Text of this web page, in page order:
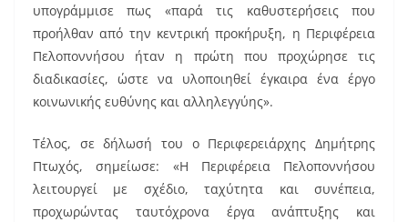
υπογράμμισε πως «παρά τις καθυστερήσεις που
προήλθαν από την κεντρική προκήρυξη, η Περιφέρεια
Πελοποννήσου ήταν η πρώτη που προχώρησε τις
διαδικασίες, ώστε να υλοποιηθεί έγκαιρα ένα έργο
κοινωνικής ευθύνης και αλληλεγγύης».
Τέλος, σε δήλωσή του ο Περιφερειάρχης Δημήτρης
Πτωχός, σημείωσε: «Η Περιφέρεια Πελοποννήσου
λειτουργεί με σχέδιο, ταχύτητα και συνέπεια,
προχωρώντας ταυτόχρονα έργα ανάπτυξης και